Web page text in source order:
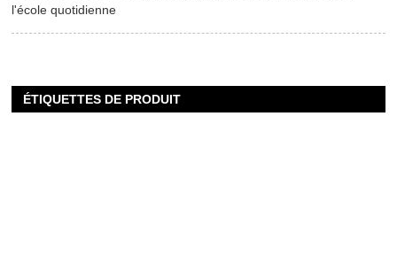
l'école quotidienne
ÉTIQUETTES DE PRODUIT